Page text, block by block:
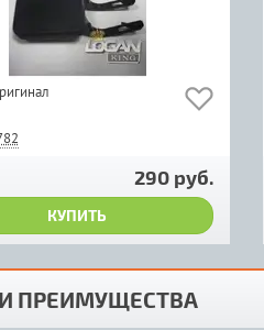
290 руб.
КУПИТЬ
ПРЕИМУЩЕСТВА